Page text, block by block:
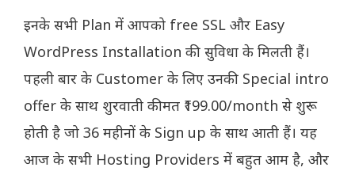
इनके सभी Plan में आपको free SSL और Easy
WordPress Installation की सुविधा के मिलती हैं।
पहली बार के Customer के लिए उनकी Special intro
offer के साथ शुरवाती कीमत ₹199.00/month से शुरू
होती है जो 36 महीनों के Sign up के साथ आती हैं। यह
आज के सभी Hosting Providers में बहुत आम है, और